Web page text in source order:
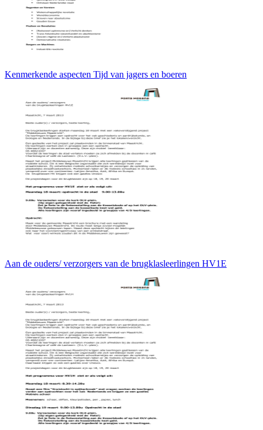
Kenmerkende aspecten Tijd van jagers en boeren
Aan de ouders/ verzorgers van de brugklasleerlingen HV1E